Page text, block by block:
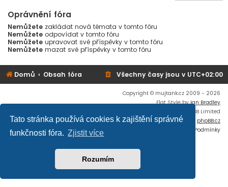
Tato stránka používá cookies k zajištění správné
funkčnosti fóra. Zjistit více
Rozumím
Oprávnění fóra
Nemůžete zakládat nová témata v tomto fóru
Nemůžete odpovídat v tomto fóru
Nemůžete upravovat své příspěvky v tomto fóru
Nemůžete mazat své příspěvky v tomto fóru
Domů Obsah fóra Všechny časy jsou v UTC+02:00
Copyright © mujtank.cz 2009 - 2026
Flat Style byIan Bradley
® Forum Software © phpBB Limited
Český překlad – phpBB.cz
Podmínky